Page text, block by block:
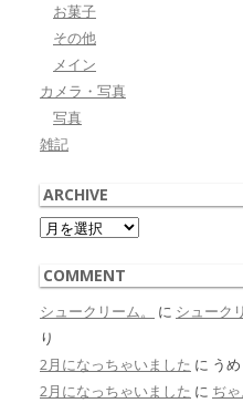
お菓子
その他
メイン
カメラ・写真
写真
雑記
ARCHIVE
Archive
COMMENT
シュークリーム。 に シューク
り
2月になっちゃいました に うめ
2月になっちゃいました に ぢゃ